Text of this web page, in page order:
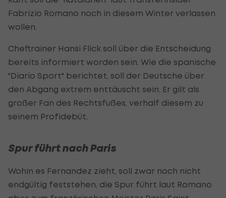
Fabrizio Romano noch in diesem Winter verlassen
wollen.
Cheftrainer Hansi Flick soll über die Entscheidung
bereits informiert worden sein. Wie die spanische
"Diario Sport" berichtet, soll der Deutsche über
den Abgang extrem enttäuscht sein. Er gilt als
großer Fan des Rechtsfußes, verhalf diesem zu
seinem Profidebüt.
Spur führt nach Paris
Wohin es Fernandez zieht, soll zwar noch nicht
endgültig feststehen, die Spur führt laut Romano